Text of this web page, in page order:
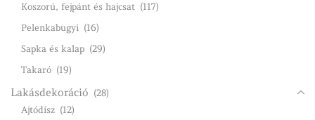
Koszorú, fejpánt és hajcsat (117)
Pelenkabugyi (16)
Sapka és kalap (29)
Takaró (19)
Lakásdekoráció (28)
Ajtódísz (12)